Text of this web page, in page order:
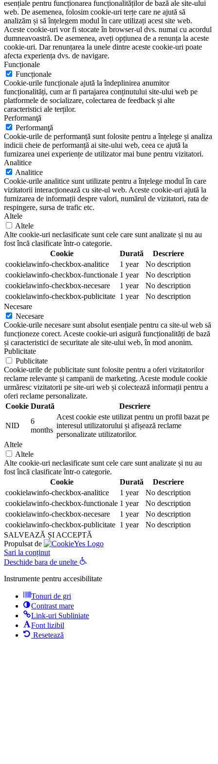
esențiale pentru funcționarea funcționalităților de bază ale site-ului
web. De asemenea, folosim cookie-uri terțe care ne ajută să
analizăm și să înțelegem modul în care utilizați acest site web.
Aceste cookie-uri vor fi stocate în browser-ul dvs. numai cu acordul
dumneavoastră. De asemenea, aveți opțiunea de a renunța la aceste
cookie-uri. Dar renunțarea la unele dintre aceste cookie-uri poate
afecta experiența dvs. de navigare.
Funcționale
Funcționale
Cookie-urile funcționale ajută la îndeplinirea anumitor
funcționalități, cum ar fi partajarea conținutului site-ului web pe
platformele de socializare, colectarea de feedback și alte
caracteristici ale terților.
Performanţă
Performanţă
Cookie-urile de performanță sunt folosite pentru a înțelege și analiza
indicii cheie de performanță ai site-ului web, ceea ce ajută la
furnizarea unei experiențe de utilizator mai bune pentru vizitatori.
Analitice
Analitice
Cookie-urile analitice sunt utilizate pentru a înțelege modul în care
vizitatorii interacționează cu site-ul web. Aceste cookie-uri ajută la
furnizarea de informații despre valori, numărul de vizitatori, rata de
respingere, sursa de trafic etc.
Altele
Altele
Alte cookie-uri neclasificate sunt cele care sunt analizate și nu au
fost încă clasificate într-o categorie.
Cookie
Durată
Descriere
cookielawinfo-checkbox-analitice
1 year
No description
cookielawinfo-checkbox-functionale 1 year
No description
cookielawinfo-checkbox-necesare
1 year
No description
cookielawinfo-checkbox-publicitate 1 year
No description
Necesare
Necesare
Cookie-urile necesare sunt absolut esențiale pentru ca site-ul web să
funcționeze corect. Aceste cookie-uri asigură funcționalități de bază
și caracteristici de securitate ale site-ului web, în mod anonim.
Publicitate
Publicitate
Cookie-urile de publicitate sunt folosite pentru a oferi vizitatorilor
reclame relevante și campanii de marketing. Aceste module cookie
urmăresc vizitatorii pe site-uri web și colectează informații pentru a
oferi reclame personalizate.
Cookie Durată Descriere
NID
6
months
Acest cookie este utilizat pentru un profil bazat pe
interesul utilizatorului și afișează reclame
personalizate utilizatorilor.
Altele
Altele
Alte cookie-uri neclasificate sunt cele care sunt analizate și nu au
fost încă clasificate într-o categorie.
Cookie
Durată
Descriere
cookielawinfo-checkbox-analitice
1 year
No description
cookielawinfo-checkbox-functionale 1 year
No description
cookielawinfo-checkbox-necesare
1 year
No description
cookielawinfo-checkbox-publicitate 1 year
No description
SALVEAZĂ ȘI ACCEPTĂ
Propulsat de
Sari la conținut
Deschide bara de unelte
Instrumente pentru accesibilitate
Tonuri de gri
Contrast mare
Link-uri Subliniate
Font lizibil
Resetează